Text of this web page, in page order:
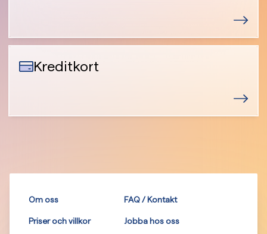
Kreditkort
Om oss FAQ / Kontakt
Priser och villkor Jobba hos oss